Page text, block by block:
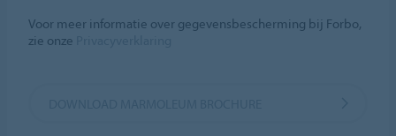
Voor meer informatie over gegevensbescherming bij Forbo,
zie onze